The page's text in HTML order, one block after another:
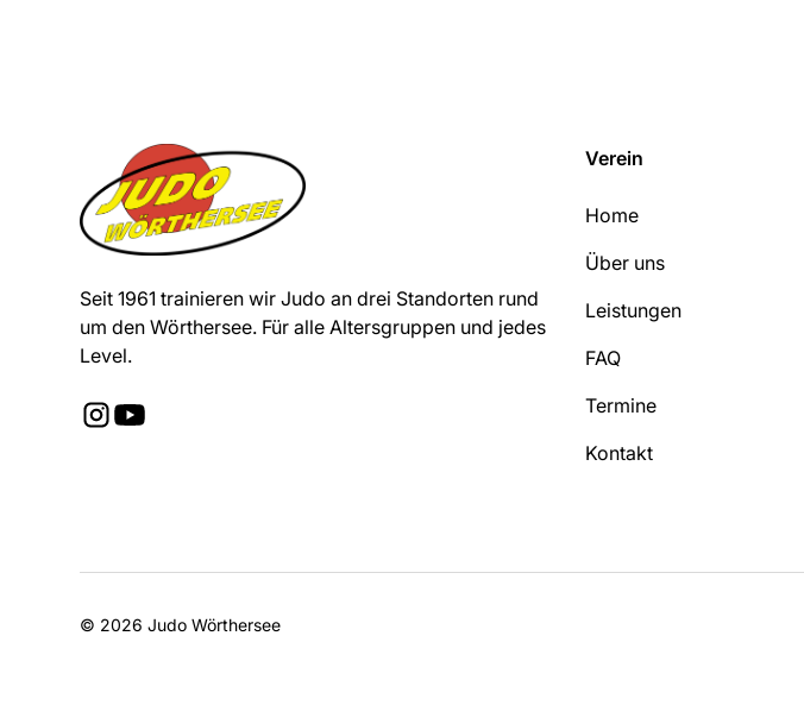
Seit 1961 trainieren wir Judo an drei Standorten rund
um den Wörthersee. Für alle Altersgruppen und jedes
Level.
Verein
Home
Über uns
Leistungen
FAQ
Termine
Kontakt
© 2026 Judo Wörthersee